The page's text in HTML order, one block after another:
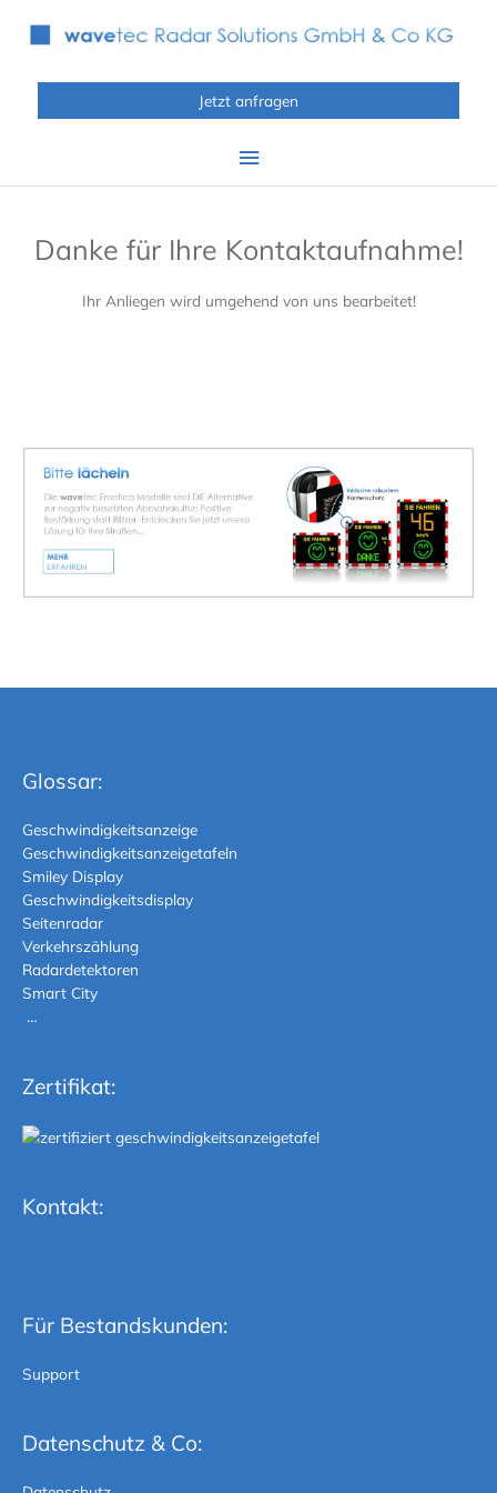
Hauptmenü
Jetzt anfragen
Danke für Ihre Kontaktaufnahme!
Ihr Anliegen wird umgehend von uns bearbeitet!
Glossar:
Geschwindigkeitsanzeige
Geschwindigkeitsanzeigetafeln
Smiley Display
Geschwindigkeitsdisplay
Seitenradar
Verkehrszählung
Radardetektoren
Smart City
…
Zertifikat:
Kontakt:
Für Bestandskunden:
Support
Datenschutz & Co: